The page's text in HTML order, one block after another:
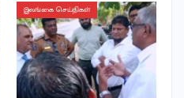
இலங்கை செய்திகள்